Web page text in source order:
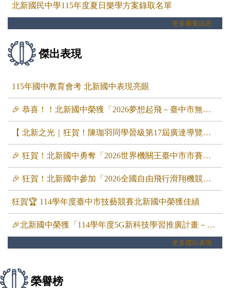
北新國民中學115年度夏日樂學方案錄取名單
更多重要訊息
傑出表現
115年國中教育會考 北新國中表現亮眼
🎉 恭喜！！北新國中榮獲「2026夢想起飛－臺中市無人機足球競賽」國中組 🥇第一名！🏆
【 北新之光｜狂賀！陳珈羽同學晉級第17屆廣達導覽達人複賽 】 全校師生同慶！🎉🎉🎉
🎉 狂賀！北新國中勇奪「2026世界機關王臺中市市賽」佳績！ 🏆
🎉 狂賀！北新國中參加「2026全國自由飛行滑翔機競賽」，榮獲佳績！
狂賀🏆 114學年度臺中市技藝競賽北新國中榮獲佳績
🎉北新國中榮獲「114學年度5G新科技學習推廣計畫－VR教學創意獎」🏆
更多傑出表現
榮譽榜